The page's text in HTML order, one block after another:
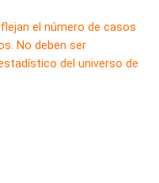
el número de casos
No deben ser
del universo de